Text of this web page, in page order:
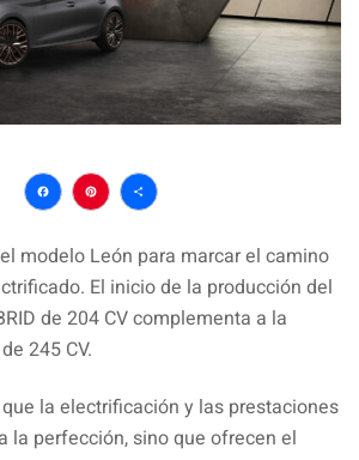
Facebook
Pinterest
Compartir
modelo León para marcar el camino
El inicio de la producción del
de 204 CV complementa a la
245 CV.
que la electrificación y las prestaciones
la perfección, sino que ofrecen el